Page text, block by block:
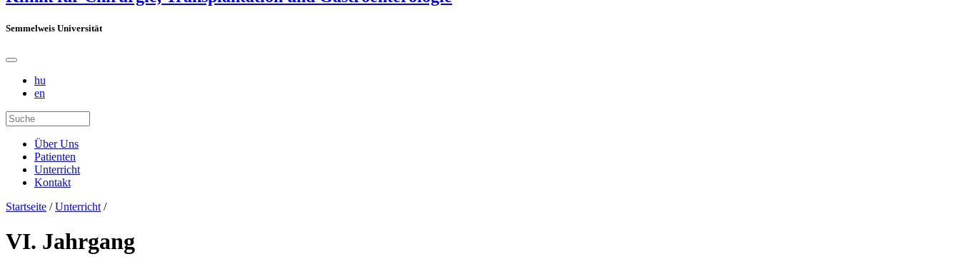
Semmelweis Universität
hu
en
Über Uns
Patienten
Unterricht
Kontakt
Startseite / Unterricht /
VI. Jahrgang